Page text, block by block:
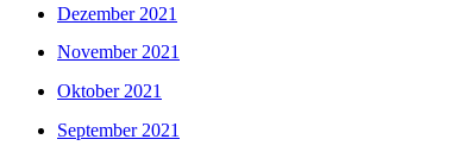
Dezember 2021
November 2021
Oktober 2021
September 2021